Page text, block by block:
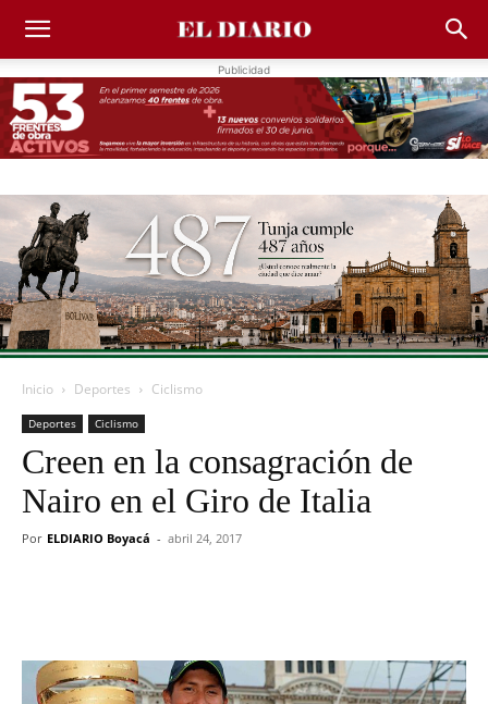
Publicidad
Inicio Deportes Ciclismo
Deportes Ciclismo
Creen en la consagración de
Nairo en el Giro de Italia
Por ELDIARIO Boyacá - abril 24, 2017